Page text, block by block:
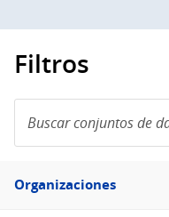
Filtros
conjuntos
de
Filtro
Organizaciones
Organizaciones